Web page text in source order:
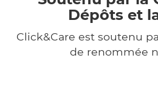
Dépôts et
Click&Care est soutenu
de renommée